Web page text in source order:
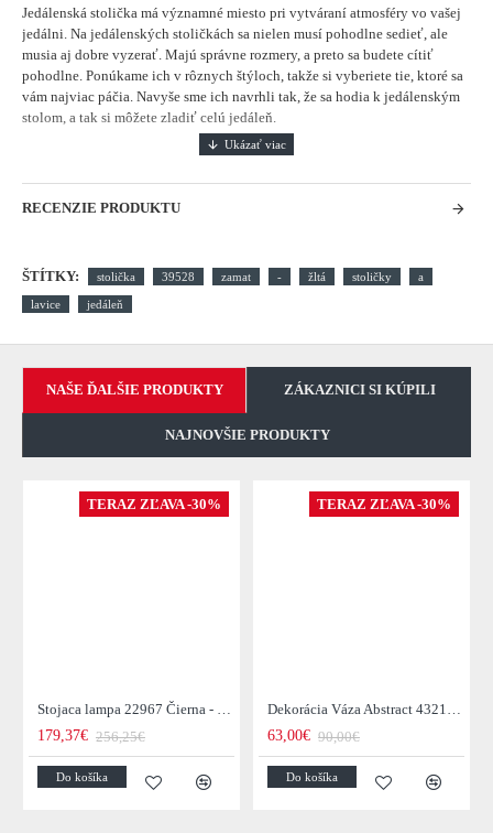
Jedálenská stolička má významné miesto pri vytváraní atmosféry vo vašej
jedálni. Na jedálenských stoličkách sa nielen musí pohodlne sedieť, ale
musia aj dobre vyzerať. Majú správne rozmery, a preto sa budete cítiť
pohodlne. Ponúkame ich v rôznych štýloch, takže si vyberiete tie, ktoré sa
vám najviac páčia. Navyše sme ich navrhli tak, že sa hodia k jedálenským
stolom, a tak si môžete zladiť celú jedáleň.
RECENZIE PRODUKTU
ŠTÍTKY: stolička 39528 zamat - žltá stoličky a
lavice jedáleň
NAŠE ĎALŠIE PRODUKTY ZÁKAZNICI SI KÚPILI
NAJNOVŠIE PRODUKTY
TERAZ ZĽAVA -30%
Stojaca lampa 22967 Čierna - Skladom u nás v Žiline - 1Ks
179,37€ 256,25€
Do košíka
TERAZ ZĽAVA -30%
Dekorácia Váza Abstract 43219 Zlatá 40cm
63,00€ 90,00€
Do košíka